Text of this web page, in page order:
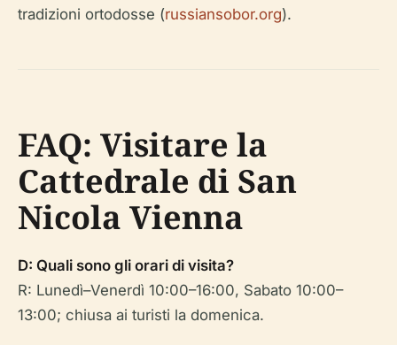
tradizioni ortodosse (russiansobor.org).
FAQ: Visitare la
Cattedrale di San
Nicola Vienna
D: Quali sono gli orari di visita?
R: Lunedì–Venerdì 10:00–16:00, Sabato 10:00–
13:00; chiusa ai turisti la domenica.